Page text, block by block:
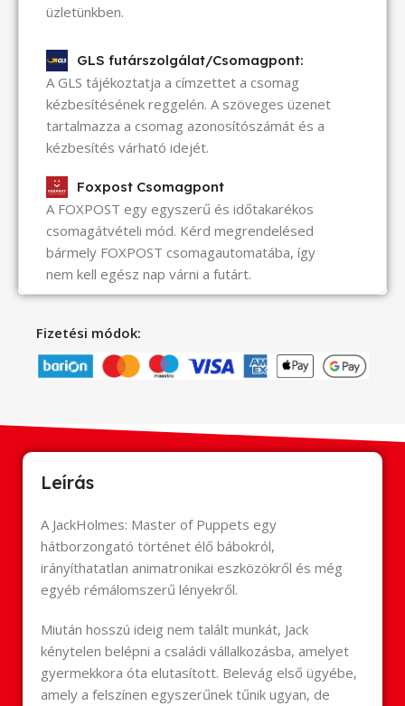
üzletünkben.
GLS futárszolgálat/Csomagpont:
A GLS tájékoztatja a címzettet a csomag
kézbesítésének reggelén. A szöveges üzenet
tartalmazza a csomag azonosítószámát és a
kézbesítés várható idejét.
Foxpost Csomagpont
A FOXPOST egy egyszerű és időtakarékos
csomagátvételi mód. Kérd megrendelésed
bármely FOXPOST csomagautomatába, így
nem kell egész nap várni a futárt.
Fizetési módok:
Leírás
A JackHolmes: Master of Puppets egy
hátborzongató történet élő bábokról,
irányíthatatlan animatronikai eszközökről és még
egyéb rémálomszerű lényekről.
Miután hosszú ideig nem talált munkát, Jack
kénytelen belépni a családi vállalkozásba, amelyet
gyermekkora óta elutasított. Belevág első ügyébe,
amely a felszínen egyszerűnek tűnik ugyan, de